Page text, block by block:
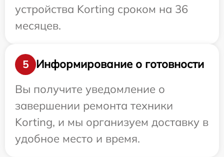
устройства Korting сроком на 36
месяцев.
5
Информирование о готовности
Вы получите уведомление о
завершении ремонта техники
Korting, и мы организуем доставку в
удобное место и время.